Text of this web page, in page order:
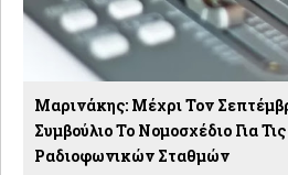
Μαρινάκης: Μέχρι Τον
Συμβούλιο Το Νομοσχέδιο Για
Ραδιοφωνικών Σταθμών